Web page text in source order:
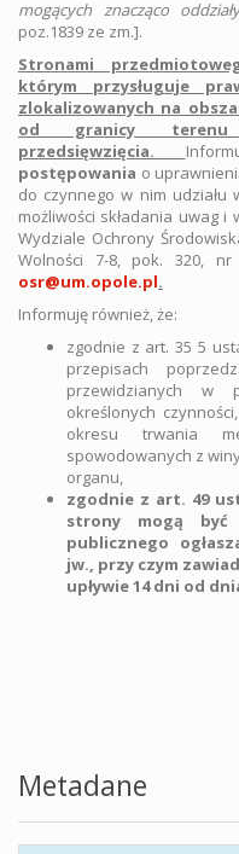
mogących znacząco
poz.1839 ze zm.].
Stronami
którym przysługuje
zlokalizowanych na
od granicy terenu
przedsięwzięcia.
postępowania o
do czynnego w nim udziału
możliwości składania uwag
Wydziale Ochrony
Wolności 7-8, pok. 320, nr
osr@um.opole.pl.
Informuję również, że:
zgodnie z art. 35 5
przepisach
przewidzianych w
określonych
okresu trwania
spowodowanych z
organu,
zgodnie z art. 49
strony mogą być
publicznego
jw., przy czym
upływie 14 dni od
Metadane